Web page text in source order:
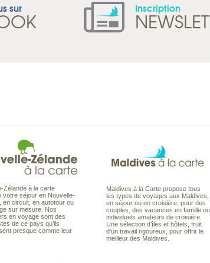
sur Inscription
Zélande à la carte
votre séjour en Nouvelle-
en circuit, en autotour ou
sur mesure. Nos
en voyage sont des
de ce pays qu’ils
presque comme leur
Maldives à la Carte propose tous
les types de voyages aux Maldives,
en séjour ou en croisière, pour des
couples, des vacances en famille ou
individuels amateurs de croisière.
Une sélection d’îles et hôtels, fruit
d’un travail rigoureux, pour offrir le
meilleur des Maldives.